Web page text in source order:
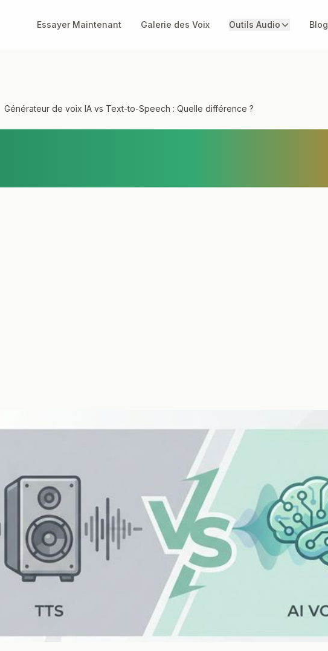
Essayer Maintenant Galerie des Voix Outils Audio Blog
Générateur de voix IA vs Text-to-Speech : Quelle différence ?